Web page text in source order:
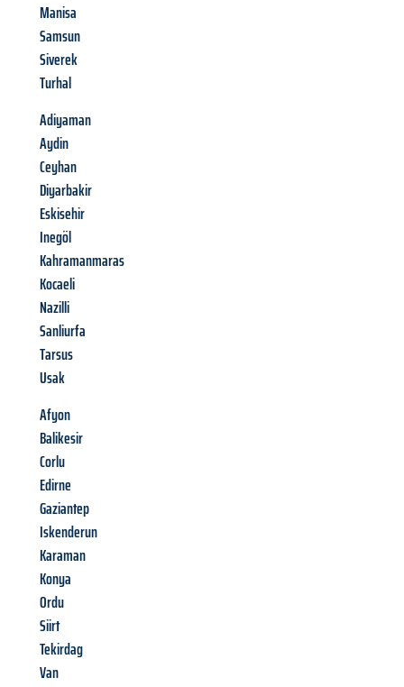
Manisa
Samsun
Siverek
Turhal
Adiyaman
Aydin
Ceyhan
Diyarbakir
Eskisehir
Inegöl
Kahramanmaras
Kocaeli
Nazilli
Sanliurfa
Tarsus
Usak
Afyon
Balikesir
Corlu
Edirne
Gaziantep
Iskenderun
Karaman
Konya
Ordu
Siirt
Tekirdag
Van